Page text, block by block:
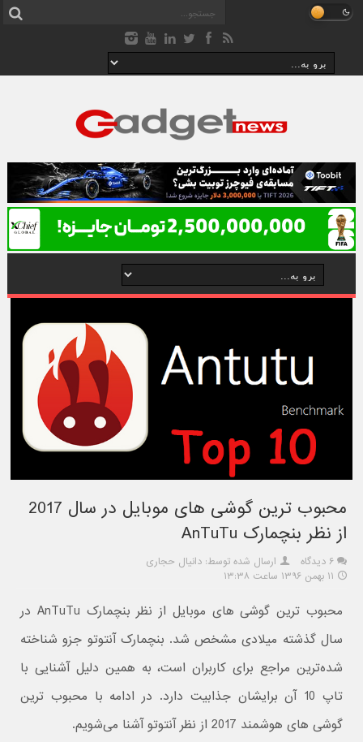
محبوب ترین گوشی های موبایل در سال 2017
از نظر بنچمارک AnTuTu
۶ دیدگاه
ارسال شده توسط: دانیال حجاری
۱۱ بهمن ۱۳۹۶ ساعت ۱۳:۳۸
محبوب ترین گوشی های موبایل از نظر بنچمارک AnTuTu در
سال گذشته میلادی مشخص شد. بنچمارک آنتوتو جزو شناخته
شده‌ترین مراجع برای کاربران است، به همین دلیل آشنایی با
تاپ 10 آن برایشان جذابیت دارد. در ادامه با محبوب ترین
گوشی های هوشمند 2017 از نظر آنتوتو آشنا می‌شویم.